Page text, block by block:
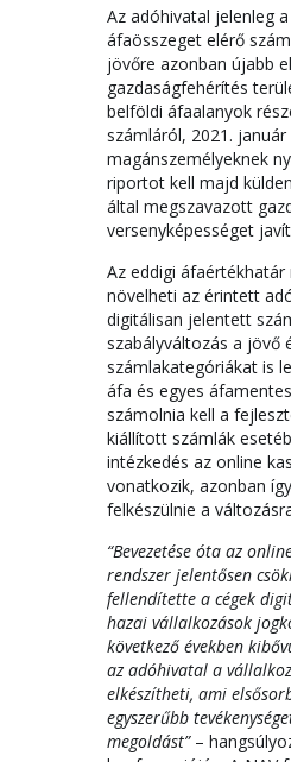
Az adóhivatal jelenleg
áfaösszeget elérő
jövőre azonban újabb
gazdaságfehérítés
belföldi áfaalanyok
számláról, 2021.
magánszemélyeknek
riportot kell majd
által megszavazott
versenyképességet
Az eddigi
növelheti az érintett
digitálisan jelentett
szabályváltozás a jövő
számlakategóriákat is
áfa és egyes
számolnia kell a
kiállított számlák
intézkedés az online
vonatkozik, azonban
felkészülnie a
“Bevezetése óta az
rendszer jelentősen
fellendítette a cégek
hazai vállalkozások
következő években
az adóhivatal a
elkészítheti, ami
egyszerűbb
megoldást”–